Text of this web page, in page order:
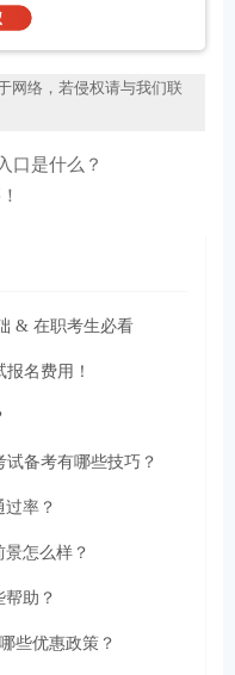
网络，若侵权请与我们联
口是什么？
& 在职考生必看
名费用！
试备考有哪些技巧？
率？
怎么样？
助？
些优惠政策？